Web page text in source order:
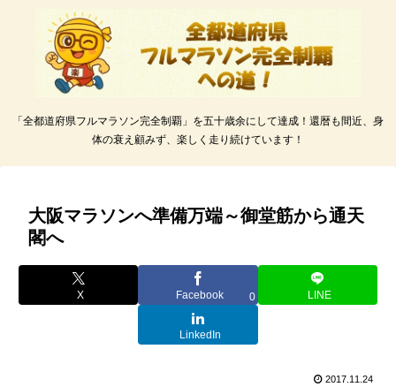
「全都道府県フルマラソン完全制覇」を五十歳余にして達成！還暦も間近、身
体の衰え顧みず、楽しく走り続けています！
大阪マラソンへ準備万端～御堂筋から通天
閣へ
X Facebook 0 LINE
LinkedIn
2017.11.24